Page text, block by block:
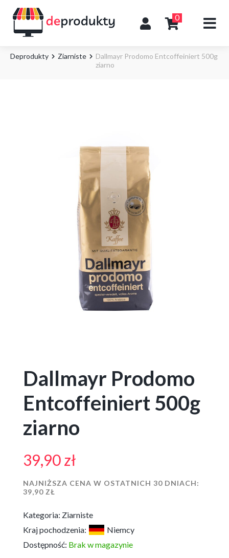
0
Deprodukty Ziarniste
Dallmayr Prodomo Entcoffeiniert 500g
ziarno
Dallmayr Prodomo
Entcoffeiniert 500g
ziarno
39,90zł
NAJNIŻSZA CENA W OSTATNICH 30 DNIACH:
39,90 ZŁ
Kategoria: Ziarniste
Kraj pochodzenia:
Niemcy
Dostępność: Brak w magazynie